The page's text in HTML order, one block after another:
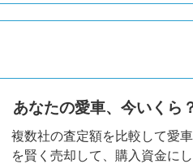
あなたの愛車、今いくら
複数社の査定額を比較して愛
を賢く売却して、購入資金に